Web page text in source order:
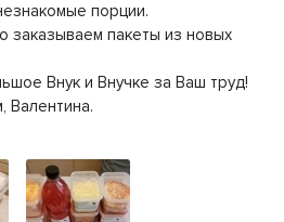
порции.
заказываем пакеты из новых
Внук и Внучке за Ваш труд!
Валентина.